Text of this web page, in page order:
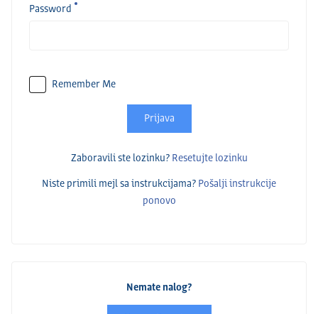
Password
Remember Me
Prijava
Zaboravili ste lozinku? Resetujte lozinku
Niste primili mejl sa instrukcijama? Pošalјi instrukcije
ponovo
Nemate nalog?